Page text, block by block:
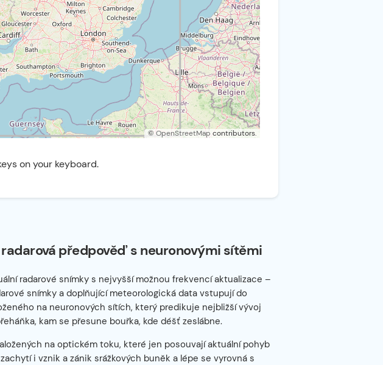
©OpenStreetMap contributors.
on your keyboard.
předpověď s neuronovými sítěmi
radarové snímky s nejvyšší možnou frekvencí aktualizace –
snímky a doplňující meteorologická data vstupují do
na neuronových sítích, který predikuje nejbližší vývoj
kam se přesune bouřka, kde déšť zeslábne.
na optickém toku, které jen posouvají aktuální pohyb
i vznik a zánik srážkových buněk a lépe se vyrovná s